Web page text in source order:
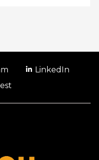
LinkedIn